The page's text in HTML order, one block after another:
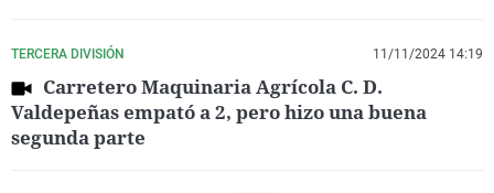
TERCERA DIVISIÓN 11/11/2024 14:19
Carretero Maquinaria Agrícola C. D.
Valdepeñas empató a 2, pero hizo una buena
segunda parte